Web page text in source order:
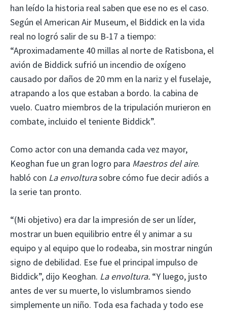
han leído la historia real saben que ese no es el caso.
Según el American Air Museum, el Biddick en la vida
real no logró salir de su B-17 a tiempo:
“Aproximadamente 40 millas al norte de Ratisbona, el
avión de Biddick sufrió un incendio de oxígeno
causado por daños de 20 mm en la nariz y el fuselaje,
atrapando a los que estaban a bordo. la cabina de
vuelo. Cuatro miembros de la tripulación murieron en
combate, incluido el teniente Biddick”.
Como actor con una demanda cada vez mayor,
Keoghan fue un gran logro para Maestros del aire.
habló con La envolturasobre cómo fue decir adiós a
la serie tan pronto.
“(Mi objetivo) era dar la impresión de ser un líder,
mostrar un buen equilibrio entre él y animar a su
equipo y al equipo que lo rodeaba, sin mostrar ningún
signo de debilidad. Ese fue el principal impulso de
Biddick”, dijo Keoghan. La envoltura. “Y luego, justo
antes de ver su muerte, lo vislumbramos siendo
simplemente un niño. Toda esa fachada y todo ese